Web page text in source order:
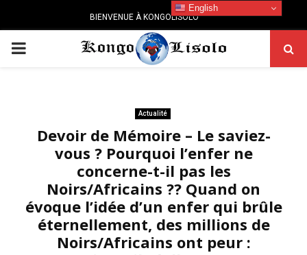
BIENVENUE À KONGOLISOLO
PRIMARY
Actualité
Devoir de Mémoire – Le saviez-
vous ? Pourquoi l’enfer ne
concerne-t-il pas les
Noirs/Africains ?? Quand on
évoque l’idée d’un enfer qui brûle
éternellement, des millions de
Noirs/Africains ont peur :
English